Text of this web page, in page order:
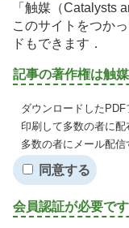
「触媒（Catalysts
このサイトをつか
ドもできます．
記事の著作権は触
ダウンロードした
印刷して多数の者に配
多数の者にメール配信
同意する
会員認証が必要です